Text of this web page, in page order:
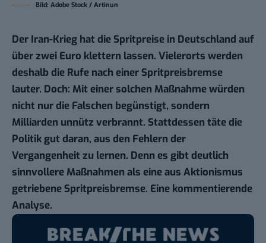
Bild: Adobe Stock / Artinun
Der Iran-Krieg hat die Spritpreise in Deutschland auf
über zwei Euro klettern lassen. Vielerorts werden
deshalb die Rufe nach einer Spritpreisbremse
lauter. Doch: Mit einer solchen Maßnahme würden
nicht nur die Falschen begünstigt, sondern
Milliarden unnütz verbrannt. Stattdessen täte die
Politik gut daran, aus den Fehlern der
Vergangenheit zu lernen. Denn es gibt deutlich
sinnvollere Maßnahmen als eine aus Aktionismus
getriebene Spritpreisbremse. Eine kommentierende
Analyse.